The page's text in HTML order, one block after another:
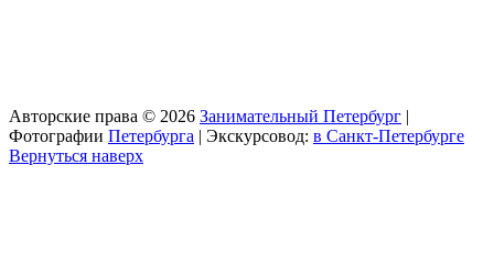
Авторские права © 2026 Занимательный Петербург |
Фотографии Петербурга | Экскурсовод: в Санкт-Петербурге
Вернуться наверх